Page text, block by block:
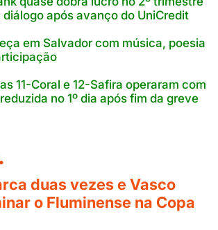
diálogo após avanço do UniCredit
em Salvador com música, poesia
11-Coral e 12-Safira operaram com
no 1º dia após fim da greve
duas vezes e Vasco
o Fluminense na Copa